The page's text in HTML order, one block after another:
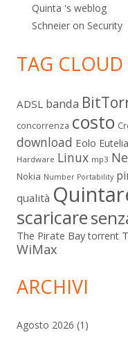
Quinta 's weblog
Schneier on Security
TAG CLOUD
ADSL banda
concorrenza costo
download Eolo
Hardware Linux mp3
Nokia Number Portability
qualità
scaricare
The Pirate Bay torrent
WiMax
ARCHIVI
Agosto 2026 (1)